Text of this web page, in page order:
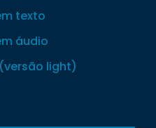
texto
áudio
light)